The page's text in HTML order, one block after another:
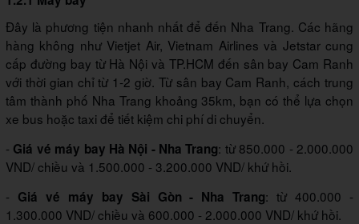
Đây là phương tiện nhanh nhất để đến Nha Trang. Các hãng
hàng không như Vietjet Air, Vietnam Airlines và Jetstar cung
cấp đường bay từ Hà Nội và TP.HCM đến sân bay Cam Ranh
với thời gian chỉ từ 1-2 giờ. Từ sân bay Cam Ranh, cách trung
tâm thành phố Nha Trang khoảng 35km, bạn có thể lựa chọn
xe bus hoặc taxi để tiết kiệm chi phí di chuyển.
- Giá vé máy bay Hà Nội - Nha Trang: từ 850.000 - 2.000.000
VND/ chiều và 1.500.000 - 3.200.000 VND/ khứ hồi.
- Giá vé máy bay Sài Gòn - Nha Trang: từ 400.000 -
1.300.000 VND/ chiều và 600.000 - 2.000.000 VND/ khứ hồi.